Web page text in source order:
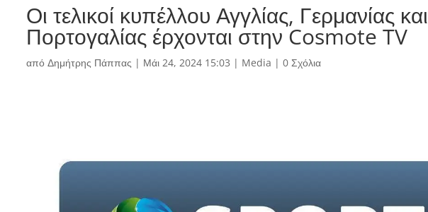
Οι τελικοί κυπέλλου Αγγλίας, Γερμανίας και
Πορτογαλίας έρχονται στην Cosmote TV
από Δημήτρης Πάππας | Μάι 24, 2024 15:03 | Media | 0 Σχόλια